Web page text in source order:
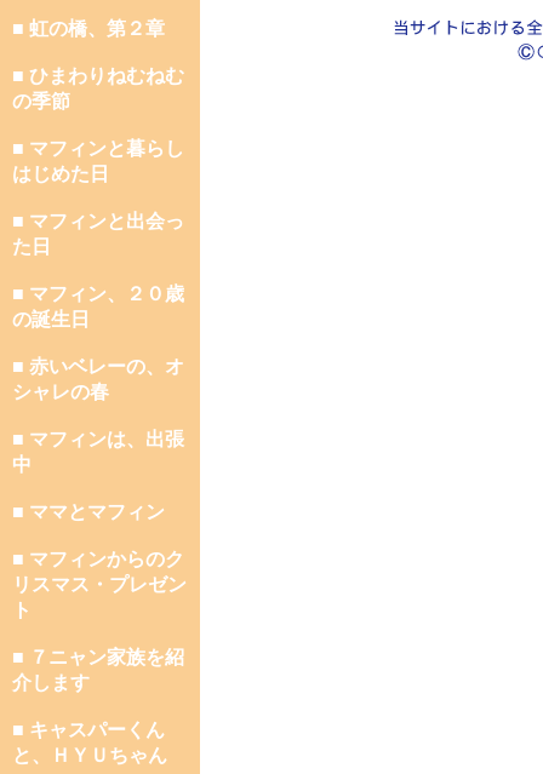
■ 虹の橋、第２章
■ ひまわりねむねむ
の季節
■ マフィンと暮らし
はじめた日
■ マフィンと出会っ
た日
■ マフィン、２０歳
の誕生日
■ 赤いベレーの、オ
シャレの春
■ マフィンは、出張
中
■ ママとマフィン
■ マフィンからのク
リスマス・プレゼン
ト
■ ７ニャン家族を紹
介します
■ キャスパーくん
と、ＨＹＵちゃん